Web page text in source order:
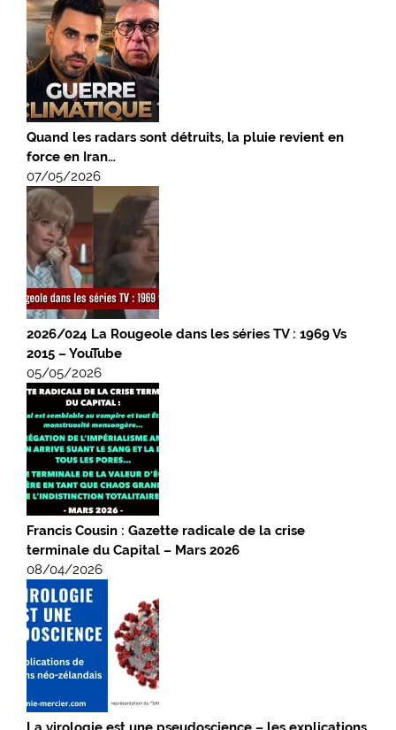
Quand les radars sont détruits, la pluie revient en
force en Iran…
07/05/2026
2026/024 La Rougeole dans les séries TV : 1969 Vs
2015 – YouTube
05/05/2026
Francis Cousin : Gazette radicale de la crise
terminale du Capital – Mars 2026
08/04/2026